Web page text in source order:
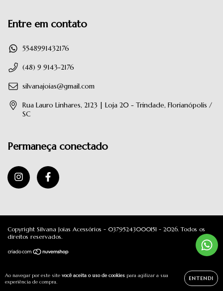
Ao navegar por este site você aceita o uso de cookies para agilizar a sua
experiência de compra.
ENTENDI
Entre em contato
5548991432176
(48) 9 9143-2176
silvanajoias@gmail.com
Rua Lauro Linhares, 2123 | Loja 20 - Trindade, Florianópolis /
SC
Permaneça conectado
Copyright Silvana Joias Acessórios - 03795243000151 - 2026. Todos os
direitos reservados.